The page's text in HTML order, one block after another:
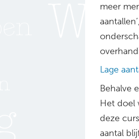
meer
Lage
Behalve
Het doel
deze
aantal